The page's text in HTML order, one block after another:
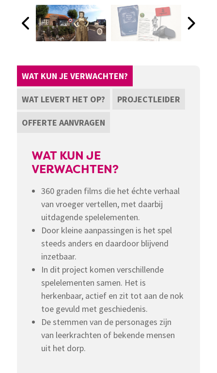
WAT KUN JE VERWACHTEN?
WAT LEVERT HET OP? PROJECTLEIDER
OFFERTE AANVRAGEN
WAT KUN JE
VERWACHTEN?
360 graden films die het échte verhaal
van vroeger vertellen, met daarbij
uitdagende spelelementen.
Door kleine aanpassingen is het spel
steeds anders en daardoor blijvend
inzetbaar.
In dit project komen verschillende
spelelementen samen. Het is
herkenbaar, actief en zit tot aan de nok
toe gevuld met geschiedenis.
De stemmen van de personages zijn
van leerkrachten of bekende mensen
uit het dorp.